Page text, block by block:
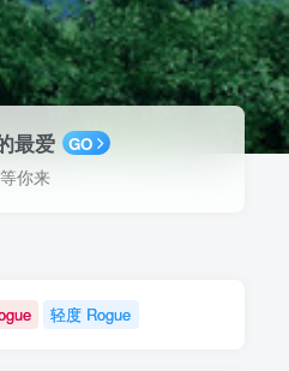
最爱 GO
你来
轻度 Rogue